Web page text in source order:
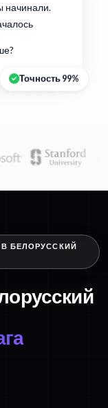
начинали.
Точность 99%
В БЕЛОРУССКИЙ